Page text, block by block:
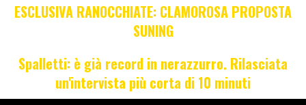
ESCLUSIVA RANOCCHIATE: CLAMOROSA PROPOSTA
SUNING
Spalletti: è già record in nerazzurro. Rilasciata
un'intervista più corta di 10 minuti